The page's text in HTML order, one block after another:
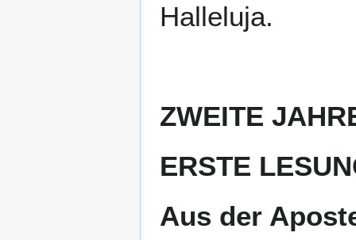
Halleluja.
ZWEITE
ERSTE
Aus der